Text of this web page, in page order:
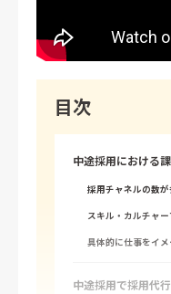
目次
中途採用における
採用チャネルの数
スキル・カルチャ
具体的に仕事をイ
中途採用で採用代